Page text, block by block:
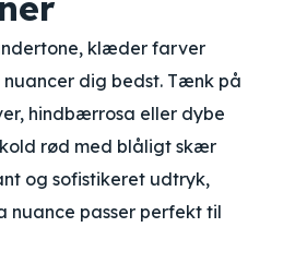
klæder farver
dig bedst. Tænk på
hindbærrosa eller dybe
rød med blåligt skær
og sofistikeret udtryk,
nuance passer perfekt til